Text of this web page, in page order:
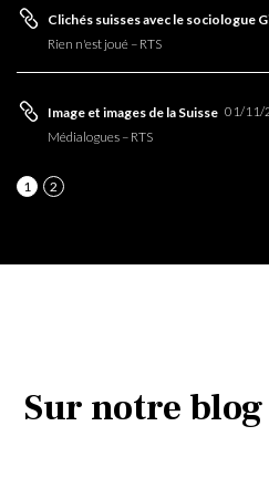
Clichés suisses avec le sociologue
Rien n'est joué – RTS
Image et images de la Suisse 01/11/
Médialogues – RTS
1 2
Sur notre blog